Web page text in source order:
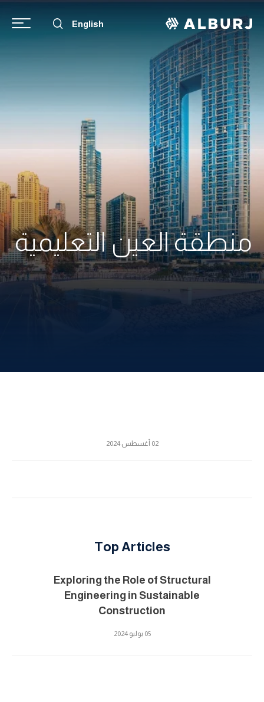
English
منطقة العين التعليمية
02 أغسطس 2024
Top Articles
Exploring the Role of Structural
Engineering in Sustainable
Construction
05 يوليو 2024